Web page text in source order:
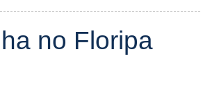
no Floripa